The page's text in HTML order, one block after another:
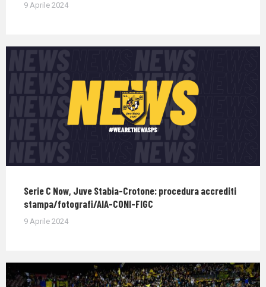
9 Aprile 2024
Serie C Now, Juve Stabia-Crotone: procedura accrediti
stampa/fotografi/AIA-CONI-FIGC
9 Aprile 2024